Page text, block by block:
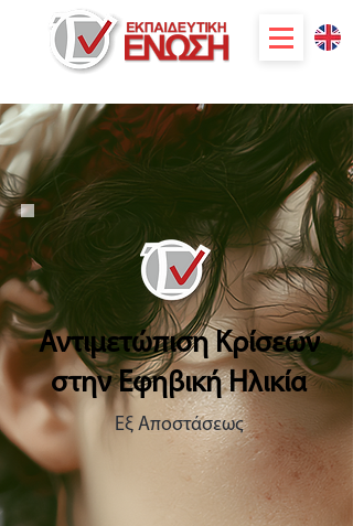
Αντιμετώπιση Κρίσεων
στην Εφηβική Ηλικία
Eξ Αποστάσεως